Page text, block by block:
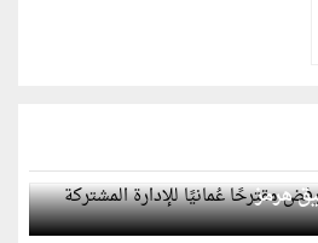
مقترحًا عُمانيًا للإدارة
هرمز